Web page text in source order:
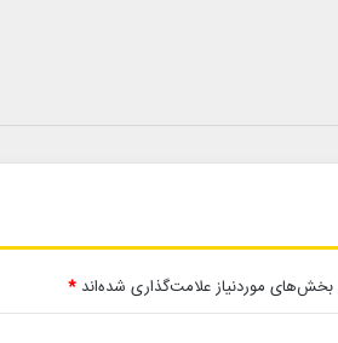
بخش‌های موردنیاز علامت‌گذاری شده‌اند *